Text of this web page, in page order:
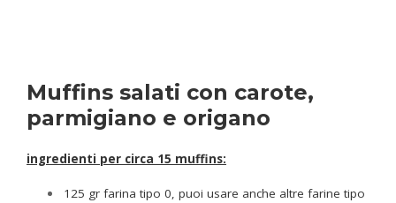
Muffins salati con carote,
parmigiano e origano
ingredienti per circa 15 muffins:
125 gr farina tipo 0, puoi usare anche altre farine tipo